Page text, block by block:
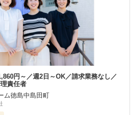
円～／週2日～OK／請求業務なし／
責任者
ム徳島中島田町